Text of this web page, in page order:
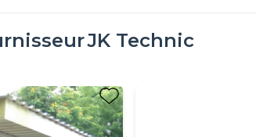
JK Technic